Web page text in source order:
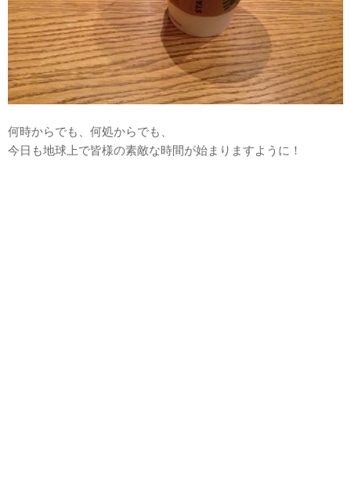
何時からでも、何処からでも、
今日も地球上で皆様の素敵な時間が始まりますように！